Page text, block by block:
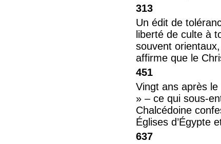
313
Un édit de
liberté de culte à
souvent
affirme que le
451
Vingt ans après
» – ce qui sous-
Chalcédoine
Églises d’Égypte
637